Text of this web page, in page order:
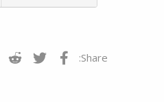
Share: פייסבוק